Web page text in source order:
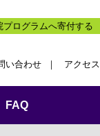
プログラムへ寄付する
い合わせ アクセス
FAQ